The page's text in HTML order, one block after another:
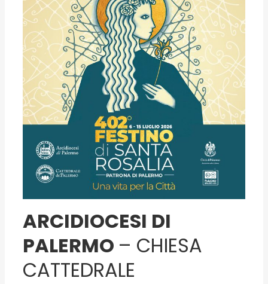
ARCIDIOCESI DI
PALERMO – CHIESA
CATTEDRALE